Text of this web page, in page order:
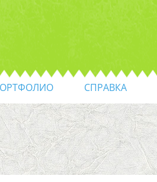
СПРАВКА